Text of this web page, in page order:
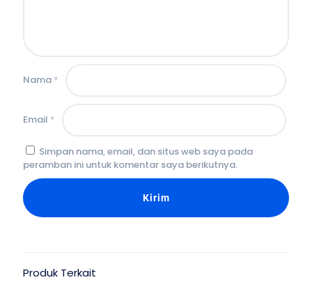
Nama *
Email *
Simpan nama, email, dan situs web saya pada
peramban ini untuk komentar saya berikutnya.
Produk Terkait